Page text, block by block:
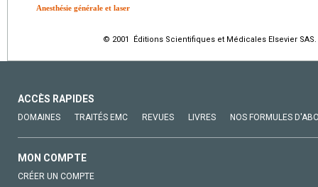
Anesthésie générale et laser
© 2001 Éditions Scientifiques et Médicales Elsevier
ACCÈS RAPIDES
DOMAINES TRAITÉS EMC REVUES LIVRES NOS FORMULES
MON COMPTE
CRÉER UN COMPTE